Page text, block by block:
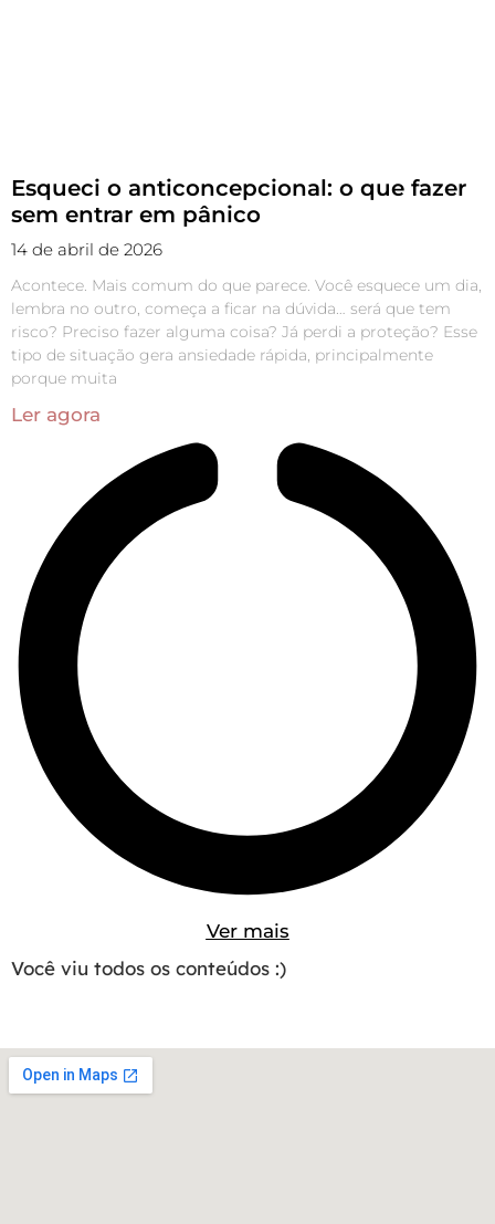
Esqueci o anticoncepcional: o que fazer
sem entrar em pânico
14 de abril de 2026
Acontece. Mais comum do que parece. Você esquece um dia,
lembra no outro, começa a ficar na dúvida… será que tem
risco? Preciso fazer alguma coisa? Já perdi a proteção? Esse
tipo de situação gera ansiedade rápida, principalmente
porque muita
Ler agora
Ver mais
Você viu todos os conteúdos :)